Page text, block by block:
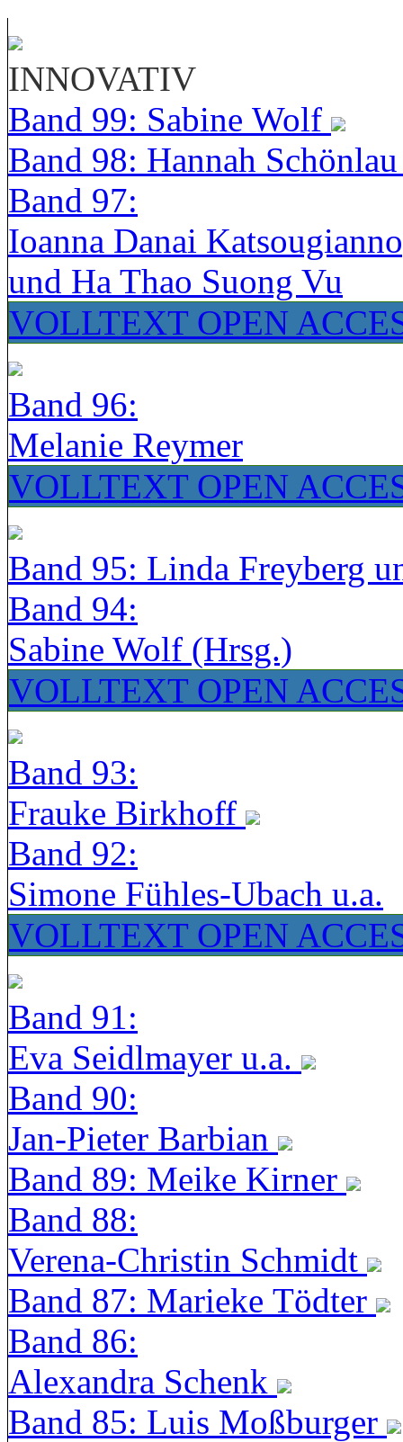
INNOVATIV
Band 99: Sabine Wolf
Band 98: Hannah
Band 97:
Ioanna Danai
und Ha Thao Suong Vu
VOLLTEXT OPEN
Band 96:
Melanie Reymer
VOLLTEXT OPEN
Band 95: Linda Freyberg
Band 94:
Sabine Wolf (Hrsg.)
VOLLTEXT OPEN
Band 93:
Frauke Birkhoff
Band 92:
Simone Fühles-Ubach u.a.
VOLLTEXT OPEN
Band 91:
Eva Seidlmayer u.a.
Band 90:
Jan-Pieter Barbian
Band 89: Meike Kirner
Band 88:
Verena-Christin Schmidt
Band 87: Marieke Tödter
Band 86:
Alexandra Schenk
Band 85: Luis Moßburger